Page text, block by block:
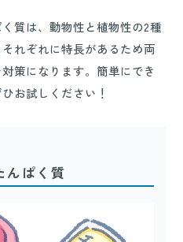
質は、動物性と植物性の2種
れぞれに特長があるため両
策になります。簡単にでき
お試しください！
んぱく質